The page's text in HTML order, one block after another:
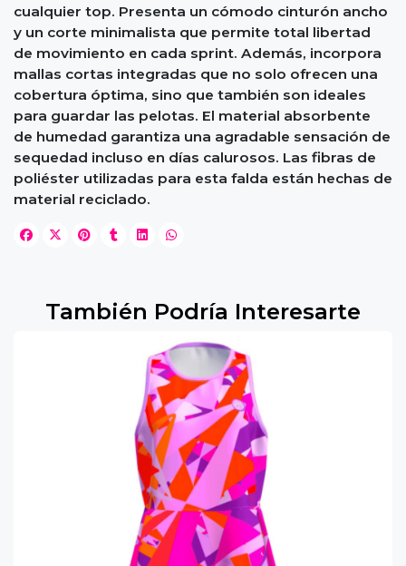
cualquier top. Presenta un cómodo cinturón ancho
y un corte minimalista que permite total libertad
de movimiento en cada sprint. Además, incorpora
mallas cortas integradas que no solo ofrecen una
cobertura óptima, sino que también son ideales
para guardar las pelotas. El material absorbente
de humedad garantiza una agradable sensación de
sequedad incluso en días calurosos. Las fibras de
poliéster utilizadas para esta falda están hechas de
material reciclado.
También Podría Interesarte